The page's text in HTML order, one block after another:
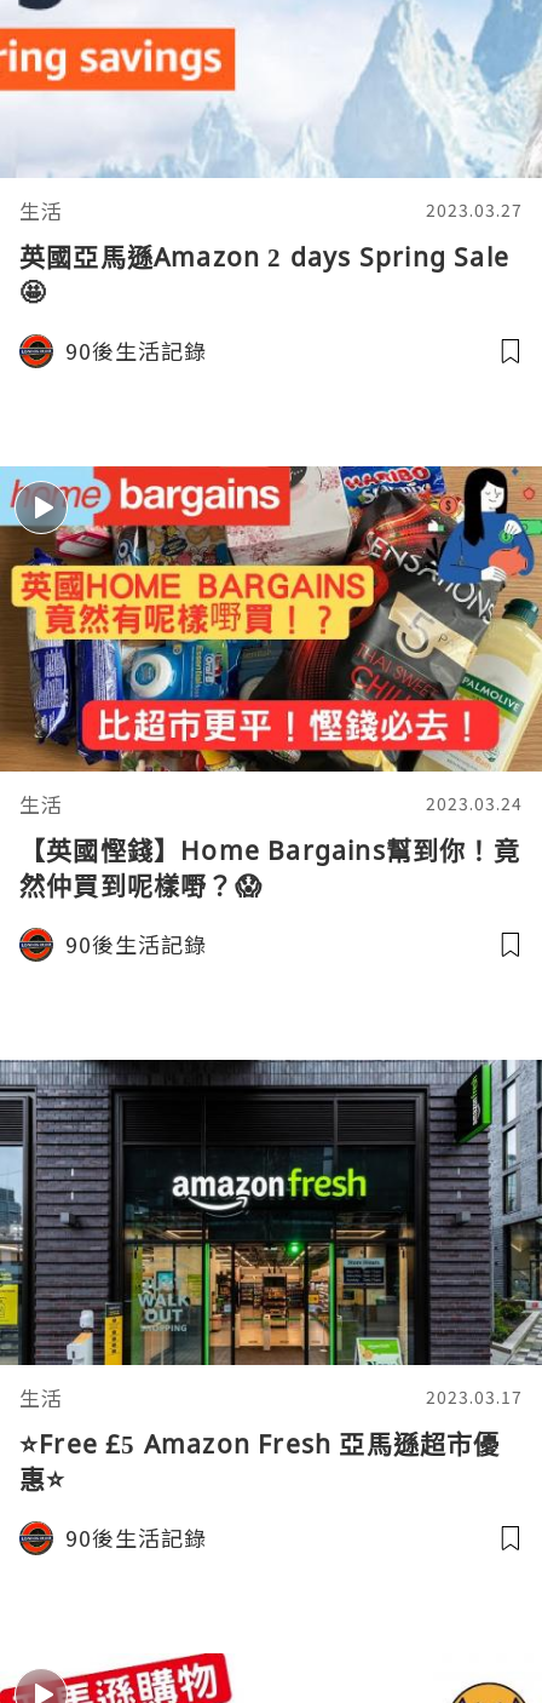
生活 2023.03.27
英國亞馬遜Amazon 2 days Spring Sale
🤩
90後生活記錄
生活 2023.03.24
【英國慳錢】Home Bargains幫到你！竟
然仲買到呢樣嘢？😱
90後生活記錄
生活 2023.03.17
⭐️Free £5 Amazon Fresh 亞馬遜超市優
惠⭐️
90後生活記錄